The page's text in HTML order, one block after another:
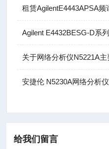
租赁AgilentE4443APSA
Agilent E4432BESG-D系
关于网络分析仪N5221A
安捷伦 N5230A网络分析
给我们留言